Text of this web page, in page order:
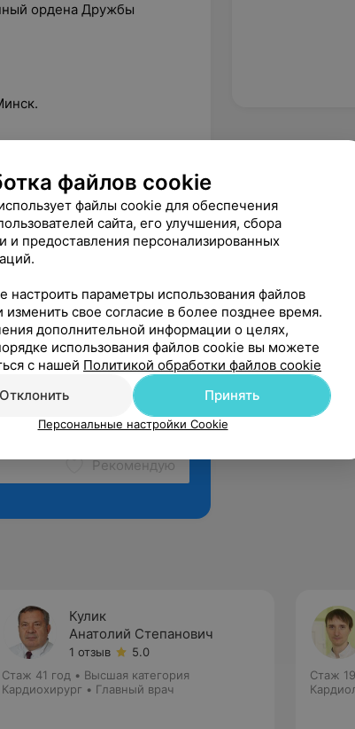
ордена Дружбы
в УЗ «Могилевская
Рекомендую
Кулик
Анатолий Степанович
1 отзыв
5.0
Стаж 41 год • Высшая категория
Кардиохирург • Главный врач
Стаж
файлов cookie
файлы cookie для обеспечения
сайта, его улучшения, сбора
и предоставления персонализированных
настроить параметры использования файлов
изменить свое согласие в более позднее время.
дополнительной информации о целях,
использования файлов cookie вы можете
с нашей Политикой обработки файлов cookie
Отклонить
Принять
Персональные настройки Cookie